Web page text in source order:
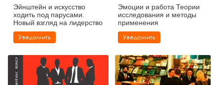
Эйнштейн и искусство
ходить под парусами.
Новый взгляд на лидерство
Уведомить
Эмоции и работа Теории
исследования и методы
применения
Уведомить